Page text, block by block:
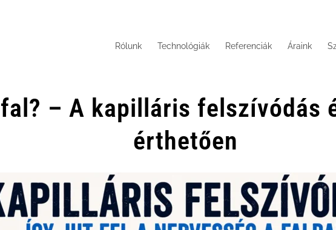
Rólunk Technológiák Referenciák Áraink
– A kapilláris felszívódás
érthetően